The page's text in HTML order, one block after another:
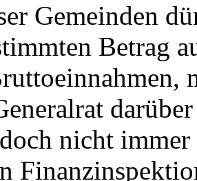
Gemeinden
Betrag
nicht